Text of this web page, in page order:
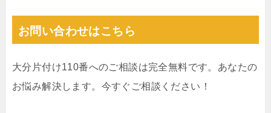
お問い合わせはこちら
大分片付け110番へのご相談は完全無料です。あなたの
お悩み解決します。今すぐご相談ください！